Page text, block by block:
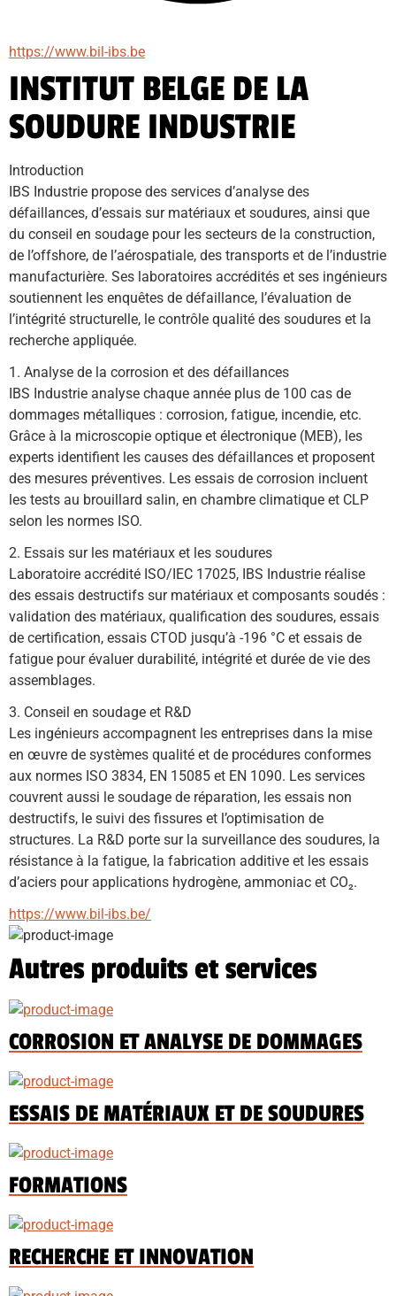
https://www.bil-ibs.be
INSTITUT BELGE DE LA
SOUDURE INDUSTRIE
Introduction
IBS Industrie propose des services d’analyse des
défaillances, d’essais sur matériaux et soudures, ainsi que
du conseil en soudage pour les secteurs de la construction,
de l’offshore, de l’aérospatiale, des transports et de l’industrie
manufacturière. Ses laboratoires accrédités et ses ingénieurs
soutiennent les enquêtes de défaillance, l’évaluation de
l’intégrité structurelle, le contrôle qualité des soudures et la
recherche appliquée.
1. Analyse de la corrosion et des défaillances
IBS Industrie analyse chaque année plus de 100 cas de
dommages métalliques : corrosion, fatigue, incendie, etc.
Grâce à la microscopie optique et électronique (MEB), les
experts identifient les causes des défaillances et proposent
des mesures préventives. Les essais de corrosion incluent
les tests au brouillard salin, en chambre climatique et CLP
selon les normes ISO.
2. Essais sur les matériaux et les soudures
Laboratoire accrédité ISO/IEC 17025, IBS Industrie réalise
des essais destructifs sur matériaux et composants soudés :
validation des matériaux, qualification des soudures, essais
de certification, essais CTOD jusqu’à -196 °C et essais de
fatigue pour évaluer durabilité, intégrité et durée de vie des
assemblages.
3. Conseil en soudage et R&D
Les ingénieurs accompagnent les entreprises dans la mise
en œuvre de systèmes qualité et de procédures conformes
aux normes ISO 3834, EN 15085 et EN 1090. Les services
couvrent aussi le soudage de réparation, les essais non
destructifs, le suivi des fissures et l’optimisation de
structures. La R&D porte sur la surveillance des soudures, la
résistance à la fatigue, la fabrication additive et les essais
d’aciers pour applications hydrogène, ammoniac et CO₂.
https://www.bil-ibs.be/
Autres produits et services
CORROSION ET ANALYSE DE DOMMAGES
ESSAIS DE MATÉRIAUX ET DE SOUDURES
FORMATIONS
RECHERCHE ET INNOVATION